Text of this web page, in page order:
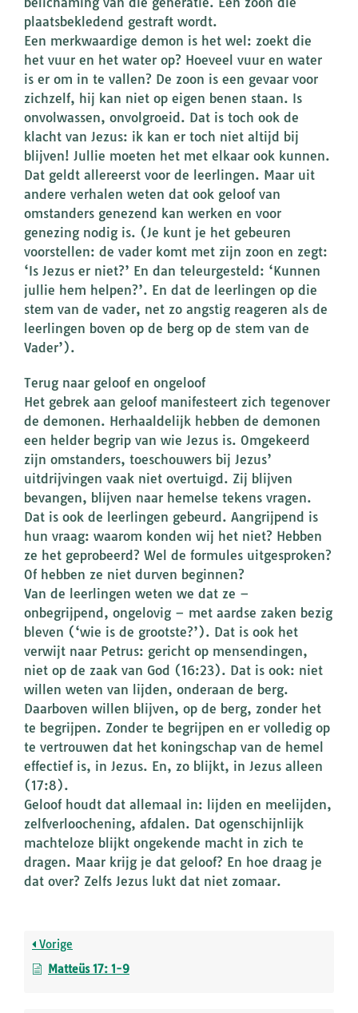
plaatsbekledend gestraft wordt.
Een merkwaardige demon is het wel: zoekt die
het vuur en het water op? Hoeveel vuur en water
is er om in te vallen? De zoon is een gevaar voor
zichzelf, hij kan niet op eigen benen staan. Is
onvolwassen, onvolgroeid. Dat is toch ook de
klacht van Jezus: ik kan er toch niet altijd bij
blijven! Jullie moeten het met elkaar ook kunnen.
Dat geldt allereerst voor de leerlingen. Maar uit
andere verhalen weten dat ook geloof van
omstanders genezend kan werken en voor
genezing nodig is. (Je kunt je het gebeuren
voorstellen: de vader komt met zijn zoon en zegt:
‘Is Jezus er niet?’ En dan teleurgesteld: ‘Kunnen
jullie hem helpen?’. En dat de leerlingen op die
stem van de vader, net zo angstig reageren als de
leerlingen boven op de berg op de stem van de
Vader’).
Terug naar geloof en ongeloof
Het gebrek aan geloof manifesteert zich tegenover
de demonen. Herhaaldelijk hebben de demonen
een helder begrip van wie Jezus is. Omgekeerd
zijn omstanders, toeschouwers bij Jezus’
uitdrijvingen vaak niet overtuigd. Zij blijven
bevangen, blijven naar hemelse tekens vragen.
Dat is ook de leerlingen gebeurd. Aangrijpend is
hun vraag: waarom konden wij het niet? Hebben
ze het geprobeerd? Wel de formules uitgesproken?
Of hebben ze niet durven beginnen?
Van de leerlingen weten we dat ze –
onbegrijpend, ongelovig – met aardse zaken bezig
bleven (‘wie is de grootste?’). Dat is ook het
verwijt naar Petrus: gericht op mensendingen,
niet op de zaak van God (16:23). Dat is ook: niet
willen weten van lijden, onderaan de berg.
Daarboven willen blijven, op de berg, zonder het
te begrijpen. Zonder te begrijpen en er volledig op
te vertrouwen dat het koningschap van de hemel
effectief is, in Jezus. En, zo blijkt, in Jezus alleen
(17:8).
Geloof houdt dat allemaal in: lijden en meelijden,
zelfverloochening, afdalen. Dat ogenschijnlijk
machteloze blijkt ongekende macht in zich te
dragen. Maar krijg je dat geloof? En hoe draag je
dat over? Zelfs Jezus lukt dat niet zomaar.
Vorige
Matteüs 17: 1-9